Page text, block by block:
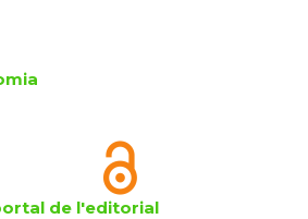
de l'editorial